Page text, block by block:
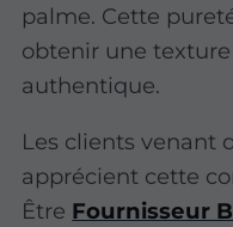
palme. Cette
obtenir une
authentique.
Les clients venant
apprécient cette
Être Fournisseur